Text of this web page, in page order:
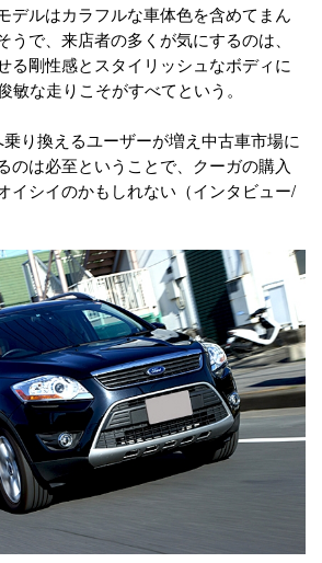
デルはカラフルな車体色を含めてまん
うで、来店者の多くが気にするのは、
る剛性感とスタイリッシュなボディに
敏な走りこそがすべてという。
り換えるユーザーが増え中古車市場に
のは必至ということで、クーガの購入
イシイのかもしれない（インタビュー/